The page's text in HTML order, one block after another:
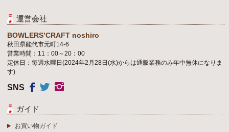
運営会社
BOWLERS’CRAFT noshiro
秋田県能代市元町14-6
営業時間：11：00～20：00
定休日：毎週水曜日(2024年2月28日(水)からは通販業務のみ年中無休になりま
す)
SNS
ガイド
お買い物ガイド